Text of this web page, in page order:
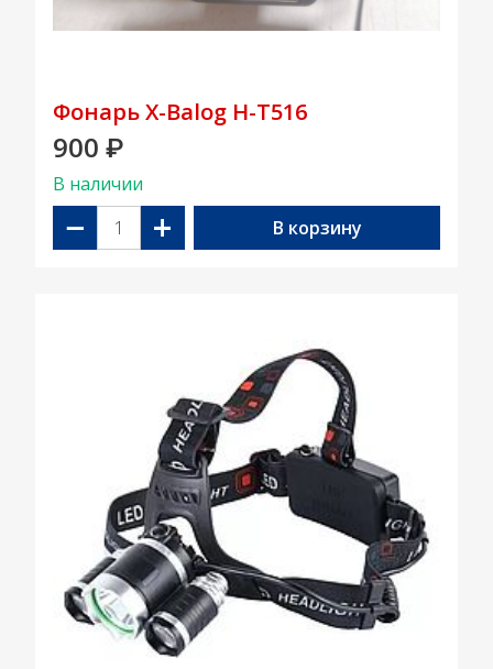
Фонарь X-Balog H-T516
900 ₽
В наличии
− + В корзину